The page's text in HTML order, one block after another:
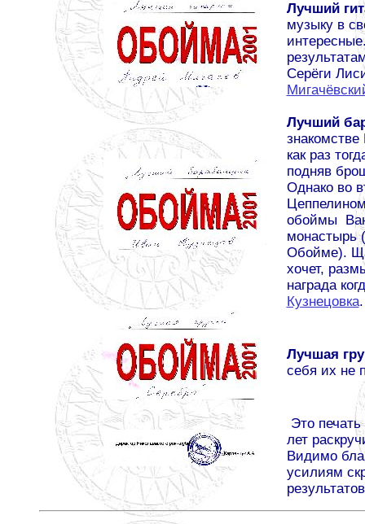
Лучший
музыку в
Серёги
Лучший
как раз
подняв
Однако во
обоймы
монастырь
Обойме).
хочет,
награда
Кузнецовка.
Лучшая
себя их не
Это
лет
Видимо
усилиям